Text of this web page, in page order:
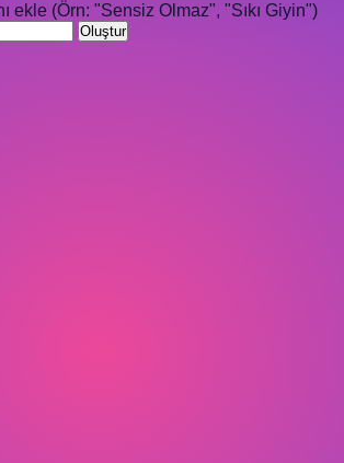
ekle (Örn: "Sensiz Olmaz", "Sıkı Giyin")
Oluştur